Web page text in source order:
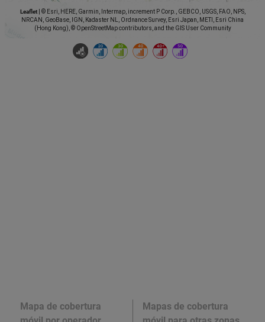
Leaflet
© Esri, HERE, Garmin, Intermap, increment P Corp., GEBCO, USGS, FAO, NPS,
NRCAN, GeoBase, IGN, Kadaster NL, Ordnance Survey, Esri Japan, METI, Esri China
(Hong Kong), © OpenStreetMap contributors, and the GIS User Community
Mapa de cobertura
Mapas de cobertura